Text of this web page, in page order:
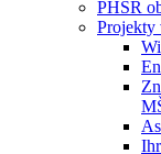
PHSR
Projekty